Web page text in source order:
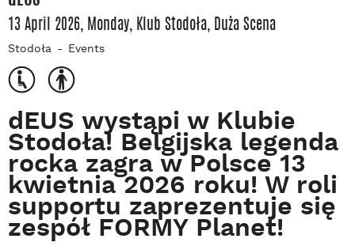
13 April 2026, Monday, Klub Stodoła, Duża Scena
Stodoła Events
dEUS wystąpi w Klubie
Stodoła! Belgijska legenda
rocka zagra w Polsce 13
kwietnia 2026 roku! W roli
supportu zaprezentuje się
zespół FORMY Planet!